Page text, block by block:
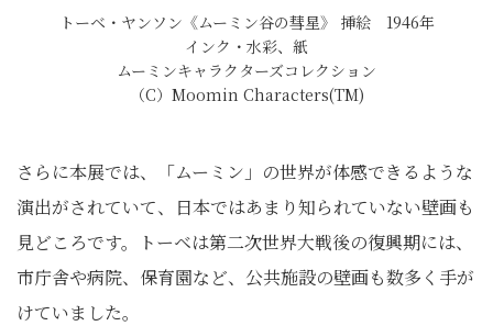
トーベ・ヤンソン《ムーミン谷の彗星》 挿絵 1946年
インク・水彩、紙
ムーミンキャラクターズコレクション
（C）Moomin Characters(TM)
さらに本展では、「ムーミン」の世界が体感できるような
演出がされていて、日本ではあまり知られていない壁画も
見どころです。トーベは第二次世界大戦後の復興期には、
市庁舎や病院、保育園など、公共施設の壁画も数多く手が
けていました。